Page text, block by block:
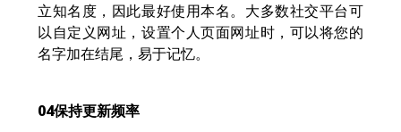
立知名度，因此最好使用本名。大多数社交平台可
以自定义网址，设置个人页面网址时，可以将您的
名字加在结尾，易于记忆。
04保持更新频率